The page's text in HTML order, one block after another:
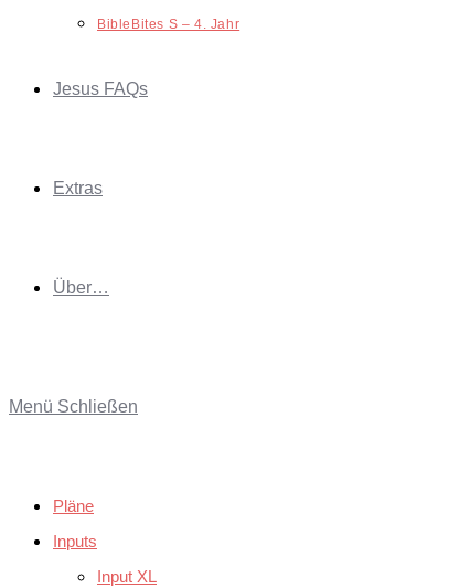
BibleBites S – 4. Jahr
Jesus FAQs
Extras
Über…
Menü Schließen
Pläne
Inputs
Input XL